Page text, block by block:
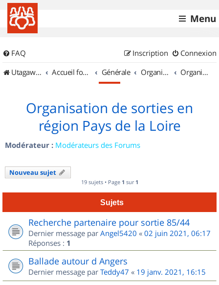
Menu
FAQ Connexion
Inscription
UtagawaVTT (Randos VTT et VTTAE avec traces GPS)
Accueil forum Générale Organisation de sorties & Recherche de partenaires Organisation de sorties en région Pays de la Loire
Organisation de sorties en
région Pays de la Loire
Modérateur : Modérateurs des Forums
Nouveau sujet
19 sujets • Page 1 sur 1
Sujets
Recherche partenaire pour sortie 85/44
Dernier message par Angel5420 « 02 juin 2021, 06:17
Réponses : 1
Ballade autour d Angers
Dernier message par Teddy47 « 19 janv. 2021, 16:15